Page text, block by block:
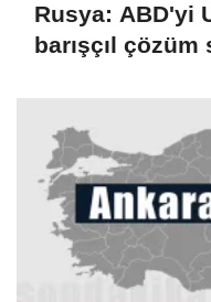
Rusya: ABD'yi
barışçıl